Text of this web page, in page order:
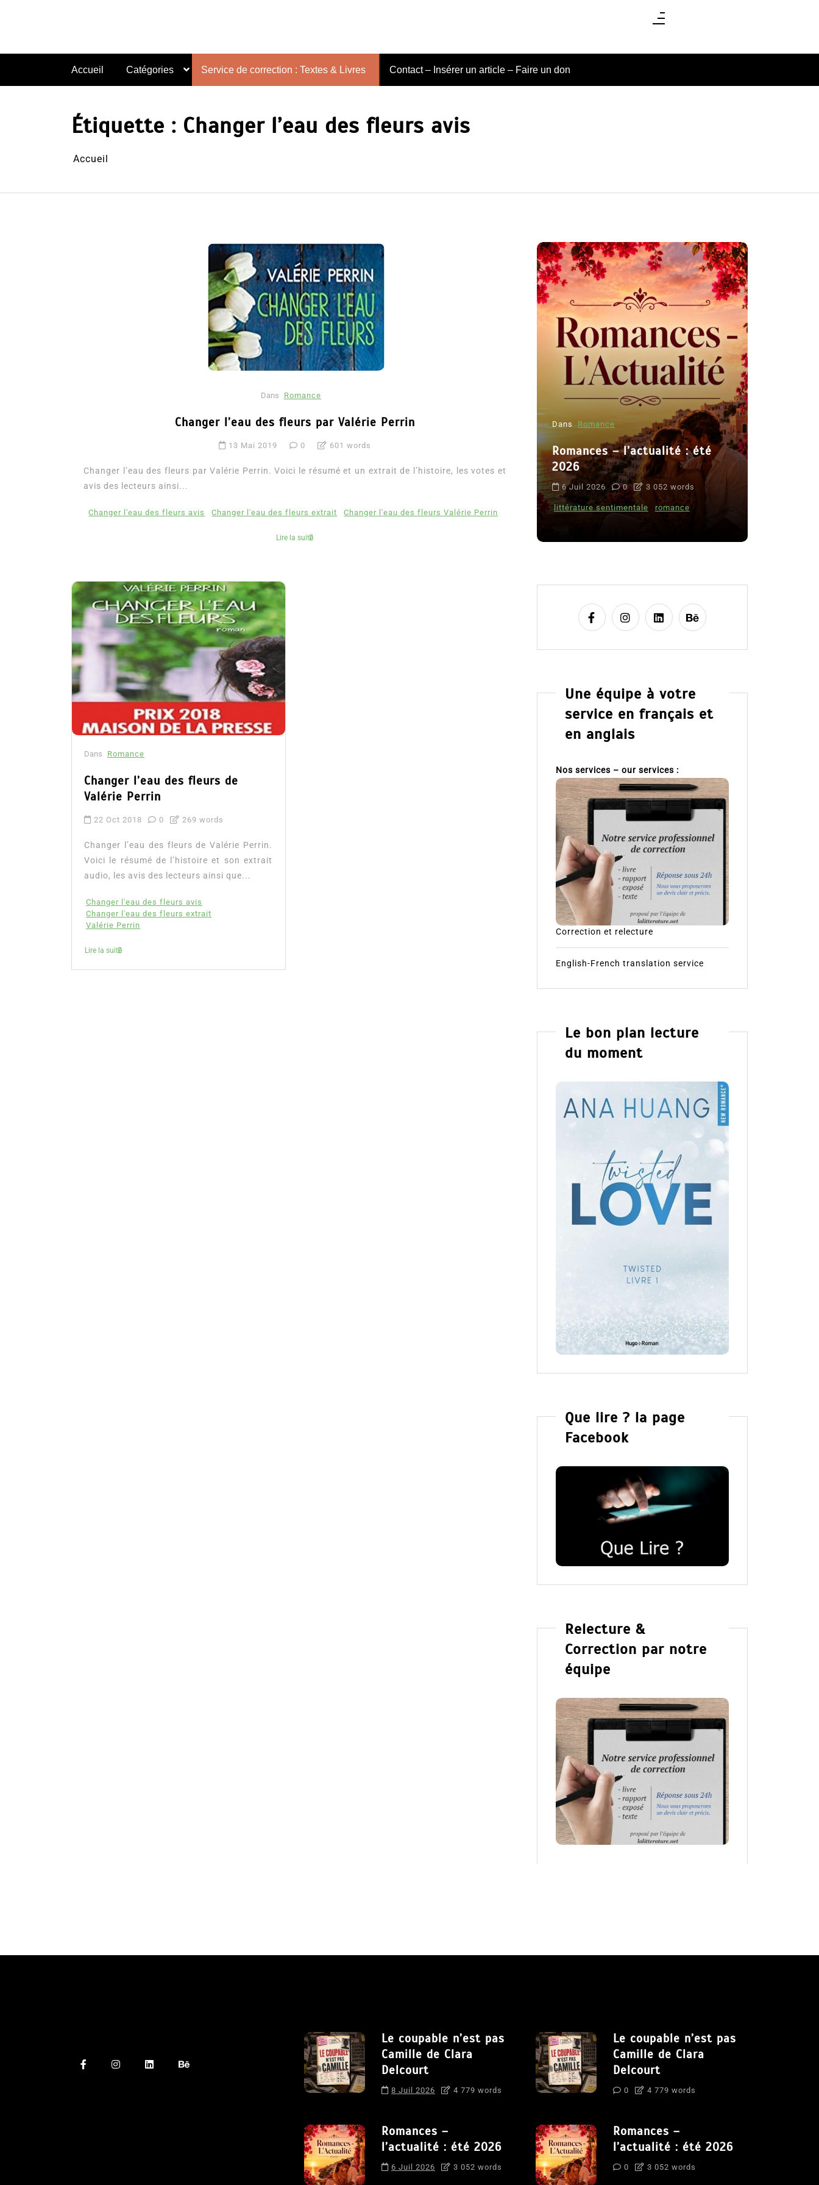
Accueil Catégories Service de correction : Textes & Livres Contact – Insérer un article – Faire un don
Étiquette : Changer l’eau des fleurs avis
Accueil
Dans Romance
Changer l’eau des fleurs par Valérie Perrin
13 Mai 2019 0 601 words
Changer l’eau des fleurs par Valérie Perrin. Voici le résumé et un extrait de l’histoire, les votes et
avis des lecteurs ainsi...
Changer l'eau des fleurs avis Changer l'eau des fleurs extrait Changer l'eau des fleurs Valérie Perrin
Lire la suite
Dans Romance
Changer l’eau des fleurs de
Valérie Perrin
22 Oct 2018 0 269 words
Changer l’eau des fleurs de Valérie Perrin.
Voici le résumé de l’histoire et son extrait
audio, les avis des lecteurs ainsi que...
Changer l'eau des fleurs avis
Changer l'eau des fleurs extrait
Valérie Perrin
Lire la suite
Romance
Romances – l’actualité : été
2026
6 Juil 2026
littérature sentimentale romance
8 Juil 2026 0 4 779 words
Dans Romance
Romances – l’actualité : été
2026
6 Juil 2026 0 3 052 words
littérature sentimentale romance
Une équipe à votre
service en français et
en anglais
Nos services – our services :
Correction et relecture
English-French translation service
Le bon plan lecture
du moment
Que lire ? la page
Facebook
Relecture &
Correction par notre
équipe
Le coupable n’est pas
Camille de Clara
Delcourt
8 Juil 2026 4 779 words
Romances –
l’actualité : été 2026
6 Juil 2026 3 052 words
Le coupable n’est pas
Camille de Clara
Delcourt
0 4 779 words
Romances –
l’actualité : été 2026
0 3 052 words